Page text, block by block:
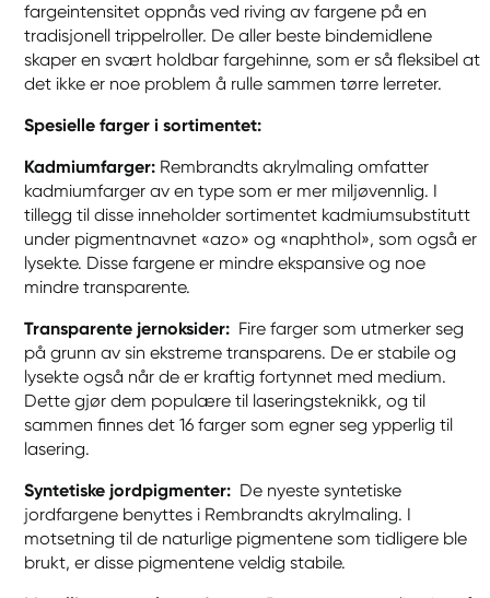
fargeintensitet oppnås ved riving av fargene på en
tradisjonell trippelroller. De aller beste bindemidlene
skaper en svært holdbar fargehinne, som er så fleksibel at
det ikke er noe problem å rulle sammen tørre lerreter.
Spesielle farger i sortimentet:
Kadmiumfarger: Rembrandts akrylmaling omfatter
kadmiumfarger av en type som er mer miljøvennlig. I
tillegg til disse inneholder sortimentet kadmiumsubstitutt
under pigmentnavnet «azo» og «naphthol», som også er
lysekte. Disse fargene er mindre ekspansive og noe
mindre transparente.
Transparente jernoksider: Fire farger som utmerker seg
på grunn av sin ekstreme transparens. De er stabile og
lysekte også når de er kraftig fortynnet med medium.
Dette gjør dem populære til laseringsteknikk, og til
sammen finnes det 16 farger som egner seg ypperlig til
lasering.
Syntetiske jordpigmenter: De nyeste syntetiske
jordfargene benyttes i Rembrandts akrylmaling. I
motsetning til de naturlige pigmentene som tidligere ble
brukt, er disse pigmentene veldig stabile.